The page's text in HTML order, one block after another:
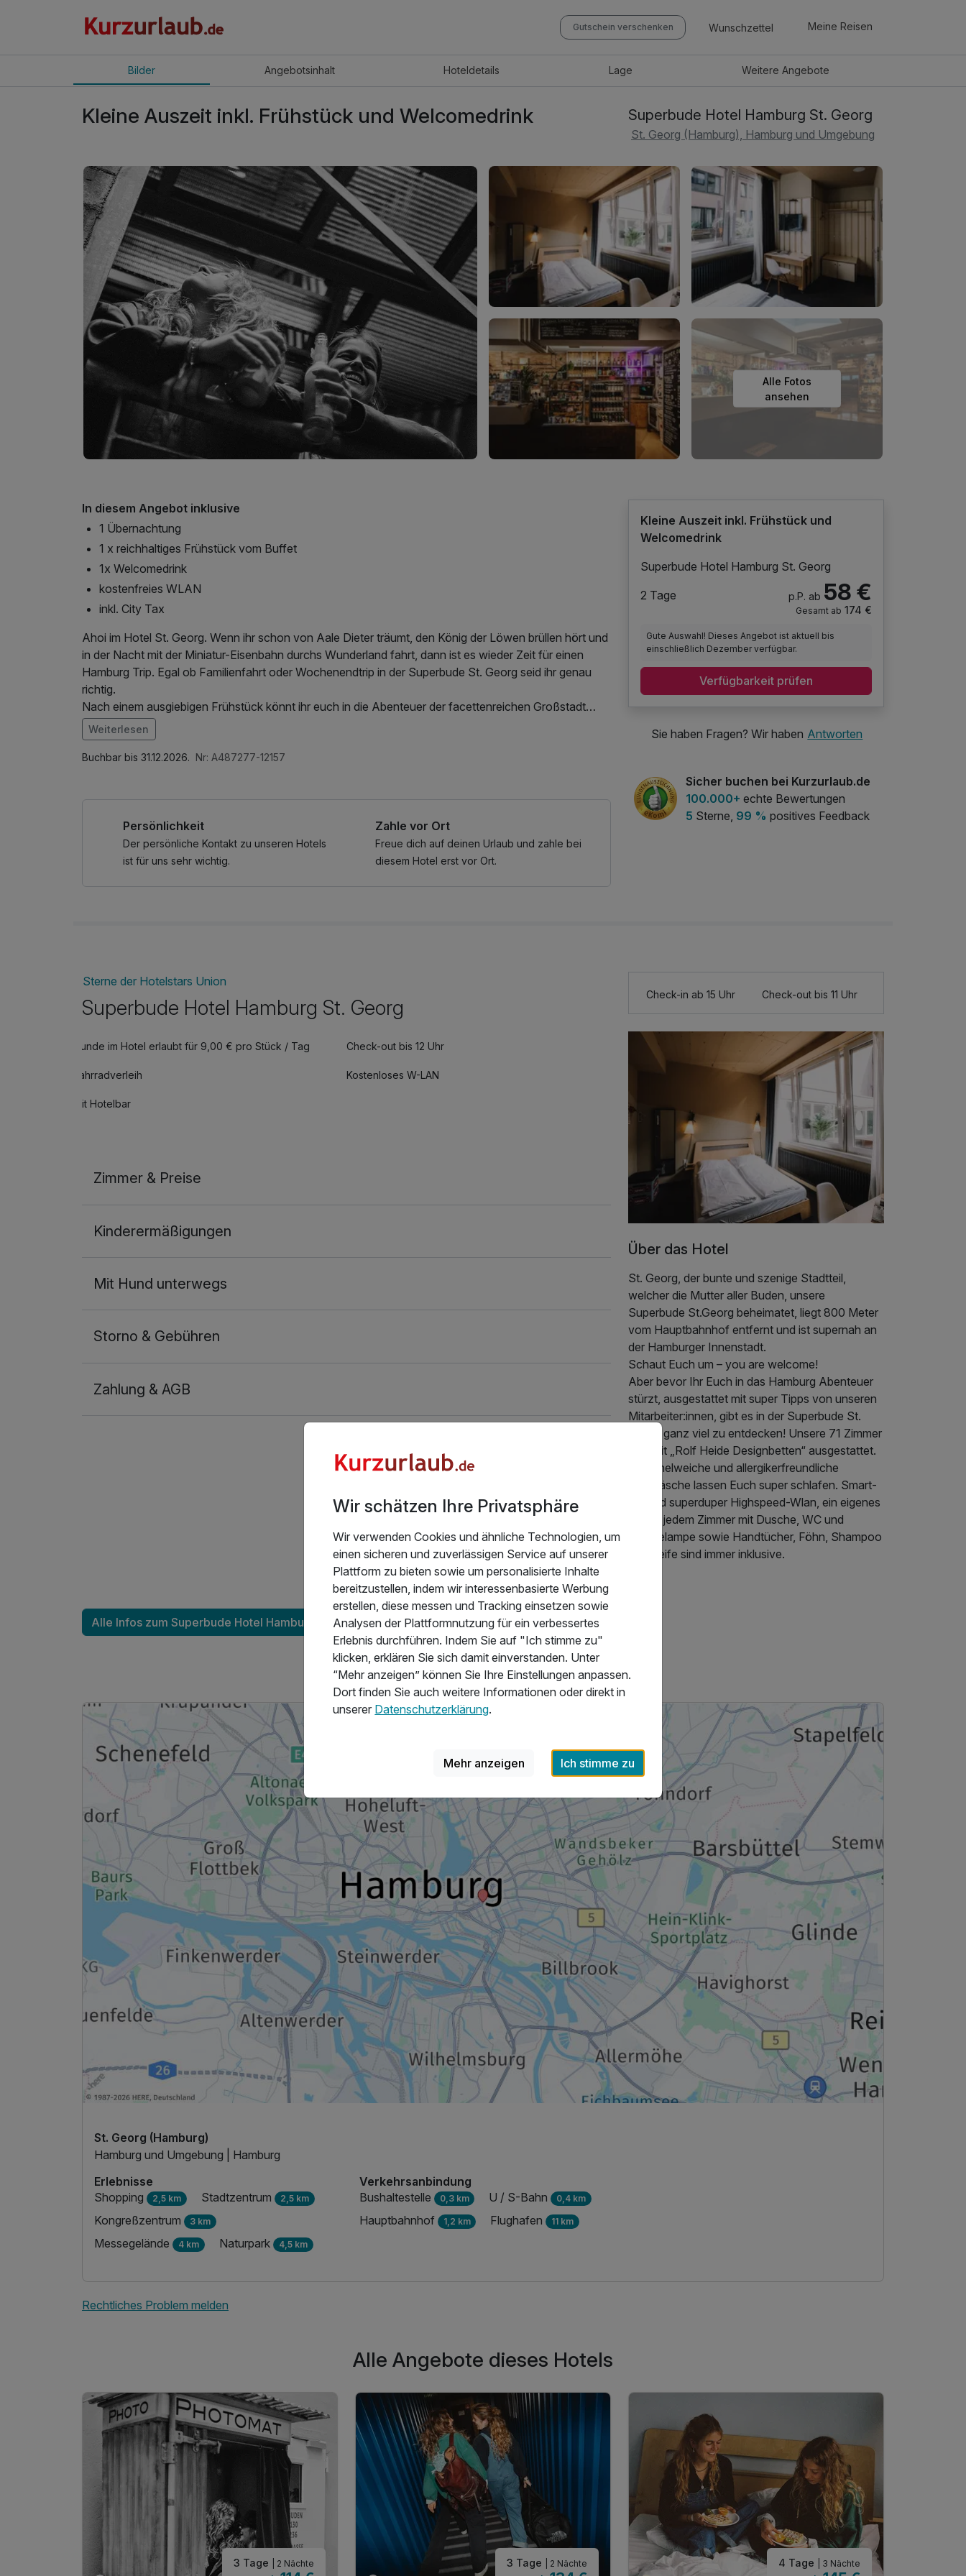
Gutschein verschenken Wunschzettel Meine Reisen
Bilder Angebotsinhalt Hoteldetails Lage WeitereAngebote
Kleine Auszeit inkl. Frühstück und Welcomedrink Superbude Hotel Hamburg St. Georg
St. Georg (Hamburg), Hamburg und Umgebung
Alle Fotos
ansehen
In diesem Angebot inklusive
1 Übernachtung
1 x reichhaltiges Frühstück vom Buffet
1x Welcomedrink
kostenfreies WLAN
inkl. City Tax
Ahoi im Hotel St. Georg. Wenn ihr schon von Aale Dieter träumt, den König der Löwen brüllen hört und
in der Nacht mit der Miniatur-Eisenbahn durchs Wunderland fahrt, dann ist es wieder Zeit für einen
Hamburg Trip. Egal ob Familienfahrt oder Wochenendtrip in der Superbude St. Georg seid ihr genau
richtig.
Nach einem ausgiebigen Frühstück könnt ihr euch in die Abenteuer der facettenreichen Großstadt
Hamburg stürzen. Aufgrund der super zentralen Lage, seid ihr gleich mitten im Geschehen.
Im Angebot enthalten
W-LAN Nutzung / Internetnutzung, Nutzung Öffentliches Internetterminal
Weiterlesen
Buchbar bis 31.12.2026. Nr: A487277-12157
Persönlichkeit
Der persönliche Kontakt zu unseren Hotels
ist für uns sehr wichtig.
Zahle vor Ort
Freue dich auf deinen Urlaub und zahle bei
diesem Hotel erst vor Ort.
Kleine Auszeit inkl. Frühstück und
Welcomedrink
Superbude Hotel Hamburg St. Georg
2 Tage
p.P. ab 58 €
Gesamt ab 174 €
Gute Auswahl! Dieses Angebot ist aktuell bis
einschließlich Dezember verfügbar.
Verfügbarkeit prüfen
Sie haben Fragen? Wir haben Antworten
Sicher buchen bei Kurzurlaub.de
100.000+ echte Bewertungen
5 Sterne, 99 % positives Feedback
Sterne der Hotelstars Union
Superbude Hotel Hamburg St. Georg
Hunde im Hotel erlaubt für 9,00 € pro Stück / Tag Check-out bis 12 Uhr
Fahrradverleih Kostenloses W-LAN
Mit Hotelbar
Zimmer & Preise
2 Erwachsene
Ausstattung
Für 2 Tage p.P. ab64,00 €
Doppelzimmer Komfort
2 Erwachsene
Dreibettzimmer
3 Erwachsene
Kinderermäßigungen
Mit Hund unterwegs
Storno & Gebühren
Zahlung & AGB
Check-in ab 15 Uhr Check-out bis 11 Uhr
Über das Hotel
St. Georg, der bunte und szenige Stadtteil,
welcher die Mutter aller Buden, unsere
Superbude St.Georg beheimatet, liegt 800 Meter
vom Hauptbahnhof entfernt und ist supernah an
der Hamburger Innenstadt.
Schaut Euch um – you are welcome!
Aber bevor Ihr Euch in das Hamburg Abenteuer
stürzt, ausgestattet mit super Tipps von unseren
Mitarbeiter:innen, gibt es in der Superbude St.
Georg ganz viel zu entdecken! Unsere 71 Zimmer
sind mit „Rolf Heide Designbetten“ ausgestattet.
Wuschelweiche und allergikerfreundliche
Bettwäsche lassen Euch super schlafen. Smart-
TV und superduper Highspeed-Wlan, ein eigenes
Bad in jedem Zimmer mit Dusche, WC und
Wärmelampe sowie Handtücher, Föhn, Shampoo
und Seife sind immer inklusive.
Alle Infos zum Superbude Hotel Hamburg St. Georg
Lage & Umgebung
St. Georg (Hamburg)
Hamburg und Umgebung | Hamburg
Erlebnisse
Shopping 2,5 km Stadtzentrum 2,5 km
Kongreßzentrum 3 km
Messegelände 4 km Naturpark 4,5 km
Verkehrsanbindung
Bushaltestelle
0,3 km U / S-Bahn 0,4 km
Hauptbahnhof 1,2 km Flughafen 11 km
Rechtliches Problem melden
Alle Angebote dieses Hotels
3 Tage | 2 Nächte 3 Tage | 2 Nächte 4 Tage | 3 Nächte
Wir schätzen Ihre Privatsphäre
Wir verwenden Cookies und ähnliche Technologien, um
einen sicheren und zuverlässigen Service auf unserer
Plattform zu bieten sowie um personalisierte Inhalte
bereitzustellen, indem wir interessenbasierte Werbung
erstellen, diese messen und Tracking einsetzen sowie
Analysen der Plattformnutzung für ein verbessertes
Erlebnis durchführen. Indem Sie auf "Ich stimme zu"
klicken, erklären Sie sich damit einverstanden. Unter
“Mehr anzeigen” können Sie Ihre Einstellungen anpassen.
Dort finden Sie auch weitere Informationen oder direkt in
unserer Datenschutzerklärung.
Mehr anzeigen Ich stimme zu